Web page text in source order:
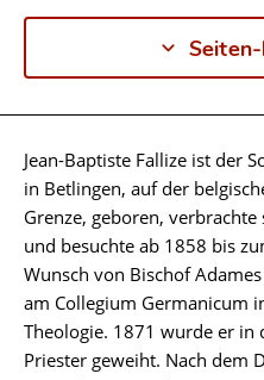
Biographie
Jean-Baptiste Fallize ist der
in Betlingen, auf der
Grenze, geboren,
und besuchte ab 1858 bis
Wunsch von Bischof
am Collegium Germanicum
Theologie. 1871 wurde er in
Priester geweiht. Nach dem